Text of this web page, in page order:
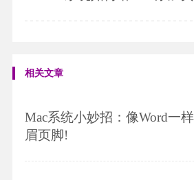
相关文章
Mac系统小妙招：像Word一
眉页脚!